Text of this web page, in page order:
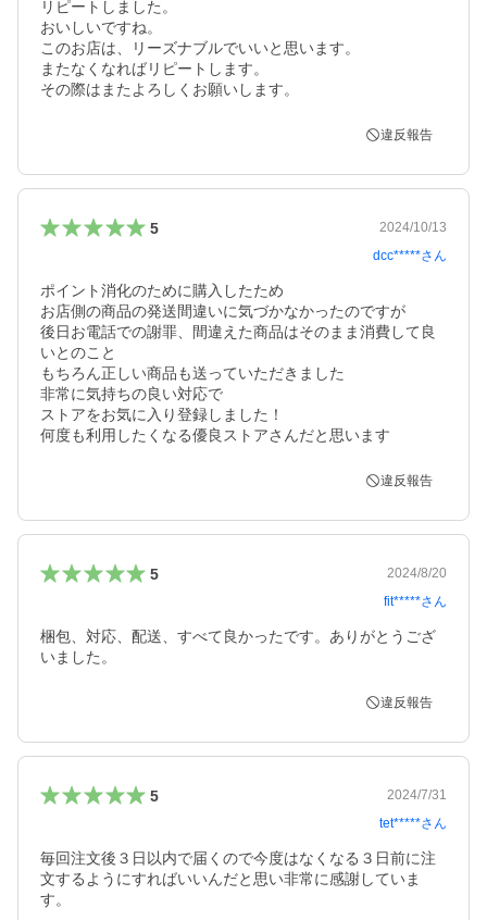
リピートしました。
おいしいですね。
このお店は、リーズナブルでいいと思います。
またなくなればリピートします。
その際はまたよろしくお願いします。
違反報告
5
2024/10/13
dcc*****さん
ポイント消化のために購入したため
お店側の商品の発送間違いに気づかなかったのですが
後日お電話での謝罪、間違えた商品はそのまま消費して良
いとのこと
もちろん正しい商品も送っていただきました
非常に気持ちの良い対応で
ストアをお気に入り登録しました！
何度も利用したくなる優良ストアさんだと思います
違反報告
5
2024/8/20
fit*****さん
梱包、対応、配送、すべて良かったです。ありがとうござ
いました。
違反報告
5
2024/7/31
tet*****さん
毎回注文後３日以内で届くので今度はなくなる３日前に注
文するようにすればいいんだと思い非常に感謝していま
す。